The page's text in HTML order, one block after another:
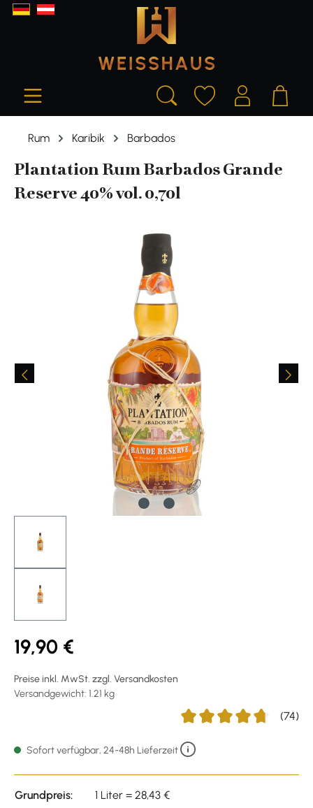
springen
Rum Karibik Barbados
Plantation Rum Barbados Grande
Reserve 40% vol. 0,70l
Bildergalerie überspringen
19,90 €
Preise inkl. MwSt. zzgl. Versandkosten
Versandgewicht: 1.21 kg
(74)
Sofort verfügbar, 24-48h Lieferzeit
Grundpreis:
1 Liter = 28,43 €